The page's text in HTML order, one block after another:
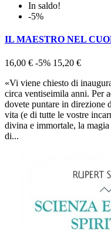
In saldo!
-5%
IL MAESTRO NEL
16,00 € -5% 15,20 €
«Vi viene chiesto di
circa ventiseimila anni. Per
dovete puntare in direzione
vita (e di tutte le vostre
divina e immortale, la
di...